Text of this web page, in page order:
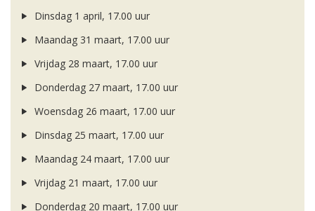
Dinsdag 1 april, 17.00 uur
Maandag 31 maart, 17.00 uur
Vrijdag 28 maart, 17.00 uur
Donderdag 27 maart, 17.00 uur
Woensdag 26 maart, 17.00 uur
Dinsdag 25 maart, 17.00 uur
Maandag 24 maart, 17.00 uur
Vrijdag 21 maart, 17.00 uur
Donderdag 20 maart, 17.00 uur